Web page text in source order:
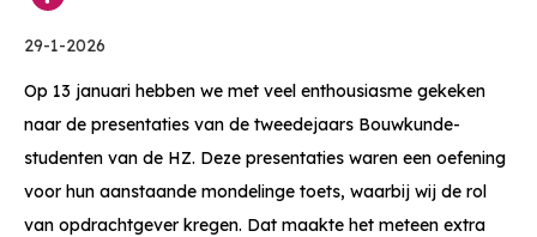
29-1-2026
Op 13 januari hebben we met veel enthousiasme gekeken
naar de presentaties van de tweedejaars Bouwkunde-
studenten van de HZ. Deze presentaties waren een oefening
voor hun aanstaande mondelinge toets, waarbij wij de rol
van opdrachtgever kregen. Dat maakte het meteen extra